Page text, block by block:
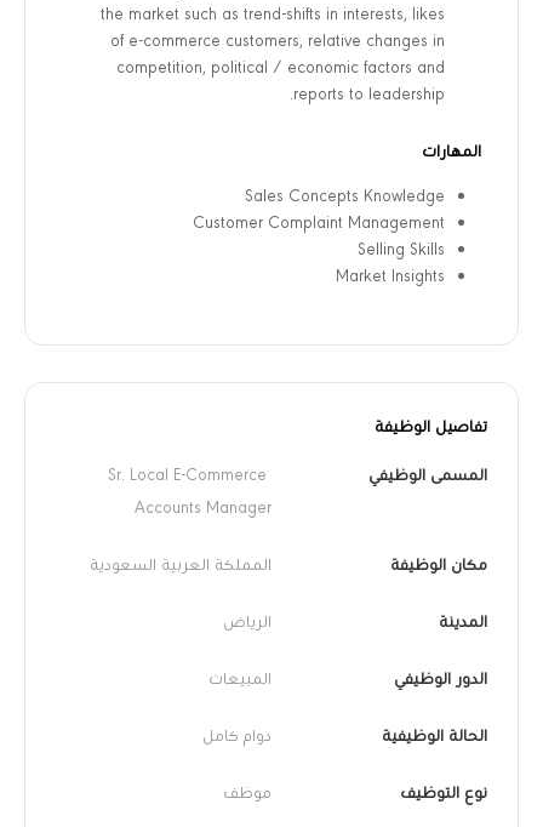
the market such as trend-shifts in interests, likes
of e-commerce customers, relative changes in
competition, political / economic factors and
reports to leadership.
المهارات
Sales Concepts Knowledge
Customer Complaint Management
Selling Skills
Market Insights
تفاصيل الوظيفة
المسمى الوظيفي
Sr. Local E-Commerce
Accounts Manager
مكان الوظيفة المملكة العربية السعودية
المدينة الرياض
الدور الوظيفي المبيعات
الحالة الوظيفية دوام كامل
نوع التوظيف موظف